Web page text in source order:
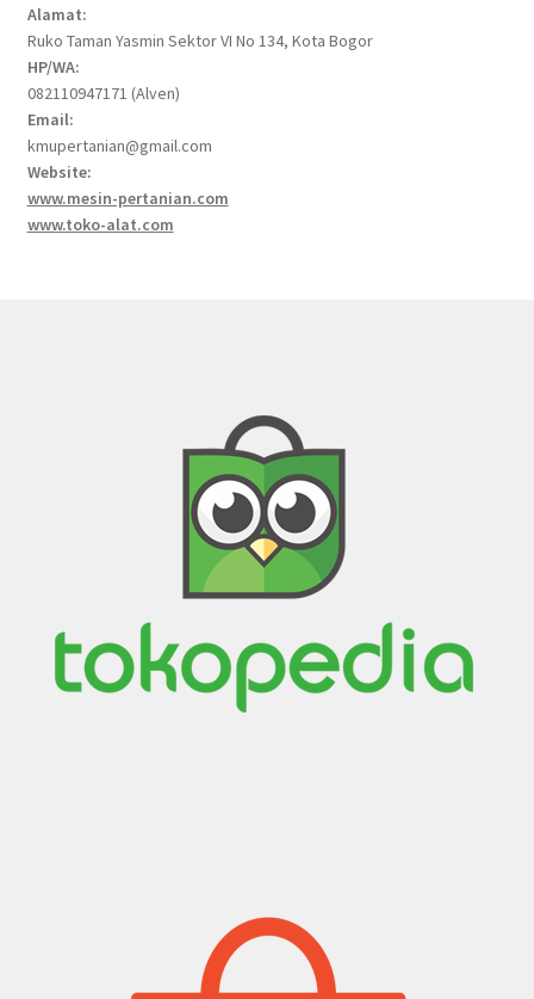
Alamat:
Ruko Taman Yasmin Sektor VI No 134, Kota Bogor
HP/WA:
082110947171 (Alven)
Email:
kmupertanian@gmail.com
Website:
www.mesin-pertanian.com
www.toko-alat.com